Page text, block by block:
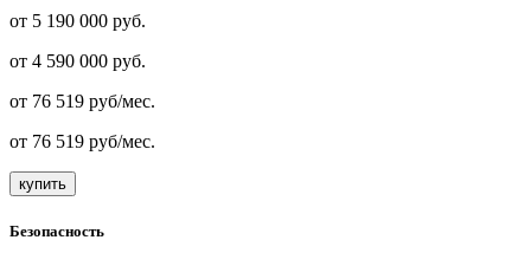
от 5 190 000 руб.
от 4 590 000 руб.
от 76 519 руб/мес.
от 76 519 руб/мес.
купить
Безопасность